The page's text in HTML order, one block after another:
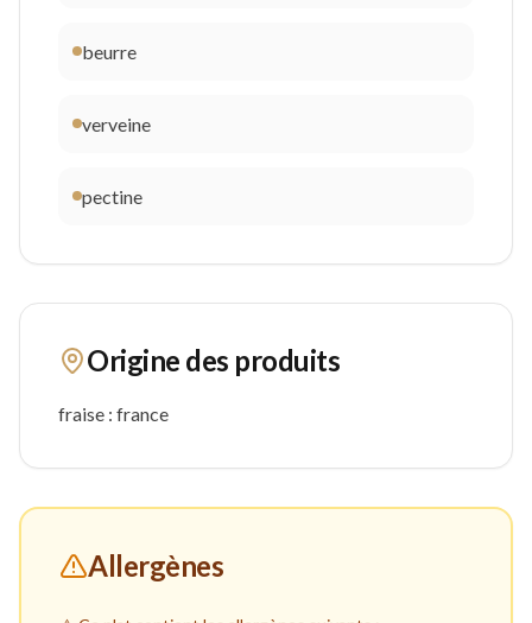
beurre
verveine
pectine
Origine des produits
fraise : france
Allergènes